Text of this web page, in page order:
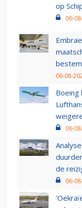
op
06-
06-08-
Boeing
06-
de
06-